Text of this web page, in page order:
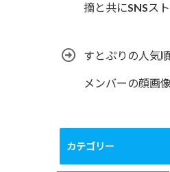
摘と共にSNSス
すとぷりの人気
メンバーの顔画
カテゴリー